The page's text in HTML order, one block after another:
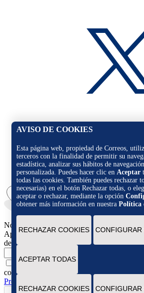
Novedades
Apúntate para recibir novedades,
de Correos Market
Marcando esta casilla consiento la
comunicaciones comerciales de acuerdo
Protección de datos Novedades de Correos
AVISO DE COOKIES
Esta página web, propiedad de Correos,
terceros con la finalidad de permitir su
estadística, analizar sus hábitos de
personalizada. Puedes hacer clic en Aceptar
todas las cookies. También puedes rechazar
necesarias) en el botón Rechazar todas, o
aceptar o rechazar, mediante la opción
obtener más información en nuestra Política
RECHAZAR COOKIES CONFIGURAR
ACEPTAR TODAS
RECHAZAR COOKIES CONFIGURAR